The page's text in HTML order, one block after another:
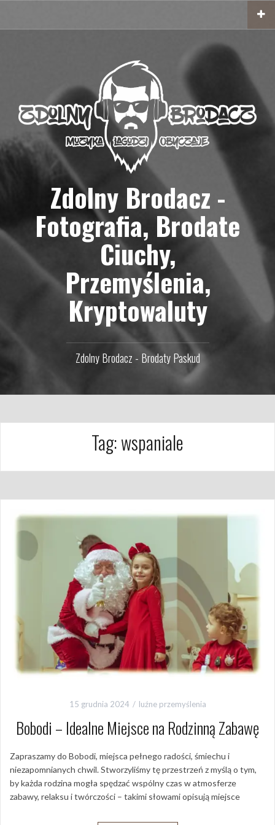
treści
Zdolny Brodacz -
Fotografia, Brodate
Ciuchy,
Przemyślenia,
Kryptowaluty
Zdolny Brodacz - Brodaty Paskud
Tag:wspaniale
15 grudnia 2024 luźne przemyślenia
Bobodi – Idealne Miejsce na Rodzinną Zabawę
Zapraszamy do Bobodi, miejsca pełnego radości, śmiechu i
niezapomnianych chwil. Stworzyliśmy tę przestrzeń z myślą o tym,
by każda rodzina mogła spędzać wspólny czas w atmosferze
zabawy, relaksu i twórczości – takimi słowami opisują miejsce